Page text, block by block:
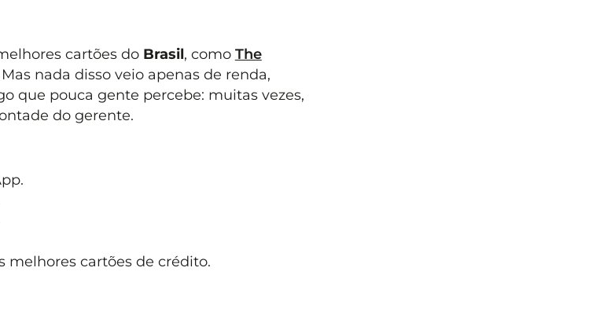
cartões do Brasil, como The
nada disso veio apenas de renda,
que pouca gente percebe: muitas vezes,
do gerente.
melhores cartões de crédito.